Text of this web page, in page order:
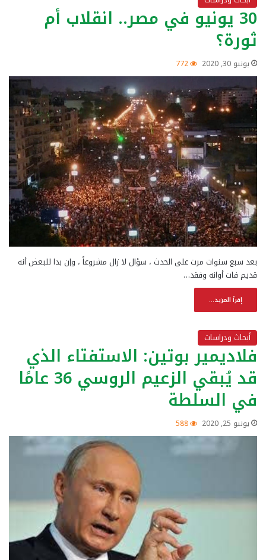
30 يونيو في مصر.. انقلاب أم
ثورة؟
يونيو 30, 2020 772
بعد سبع سنوات مرت على الحدث ، سؤال لا زال مشروعاً ، وإن بدا للبعض أنه
قديم فات أوانه وفقد…
إقرأ المزيد...
أبحاث ودراسات
فلاديمير بوتين: الاستفتاء الذي
قد يُبقي الزعيم الروسي 36 عامًا
في السلطة
يونيو 25, 2020 588